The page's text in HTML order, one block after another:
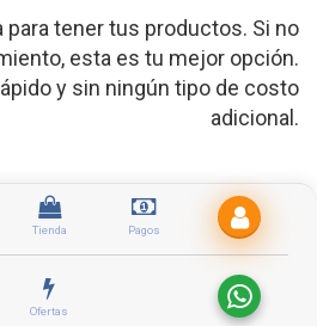
Tienda Pagos
Ofertas
para tener tus productos. Si no
esta es tu mejor opción.
y sin ningún tipo de costo
adicional.
Simplicidad
paga y recíbelo. Así